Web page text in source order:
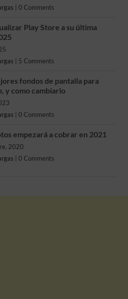
0 Comments
Play Store a su última
5 Comments
fondos de pantalla para
y como cambiarlo
0 Comments
empezará a cobrar en 2021
2020
0 Comments